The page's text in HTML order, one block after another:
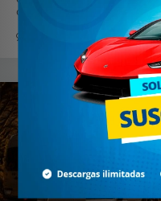
camperizar seguro.
10 julio 2026